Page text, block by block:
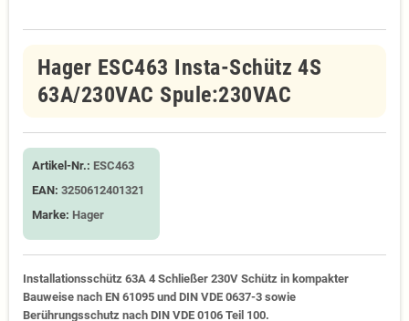
Hager ESC463 Insta-Schütz 4S
63A/230VAC Spule:230VAC
Artikel-Nr.: ESC463
EAN: 3250612401321
Marke: Hager
Installationsschütz 63A 4 Schließer 230V Schütz in kompakter
Bauweise nach EN 61095 und DIN VDE 0637-3 sowie
Berührungsschutz nach DIN VDE 0106 Teil 100.